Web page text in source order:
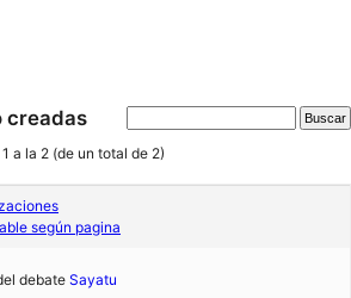
creadas
a la 2 (de un total de 2)
según pagina
debate Sayatu